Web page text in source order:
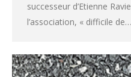
successeur d’Etienne
l’association, « difficile de…